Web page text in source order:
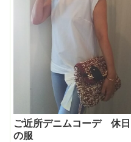
ご近所デニムコーデ 休日
の服